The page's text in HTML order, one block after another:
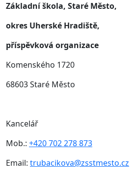
Základní škola, Staré Město,
okres Uherské Hradiště,
příspěvková organizace
Komenského 1720
68603 Staré Město
Kancelář
Mob.: +420 702 278 873
Email: trubacikova@zsstmesto.cz